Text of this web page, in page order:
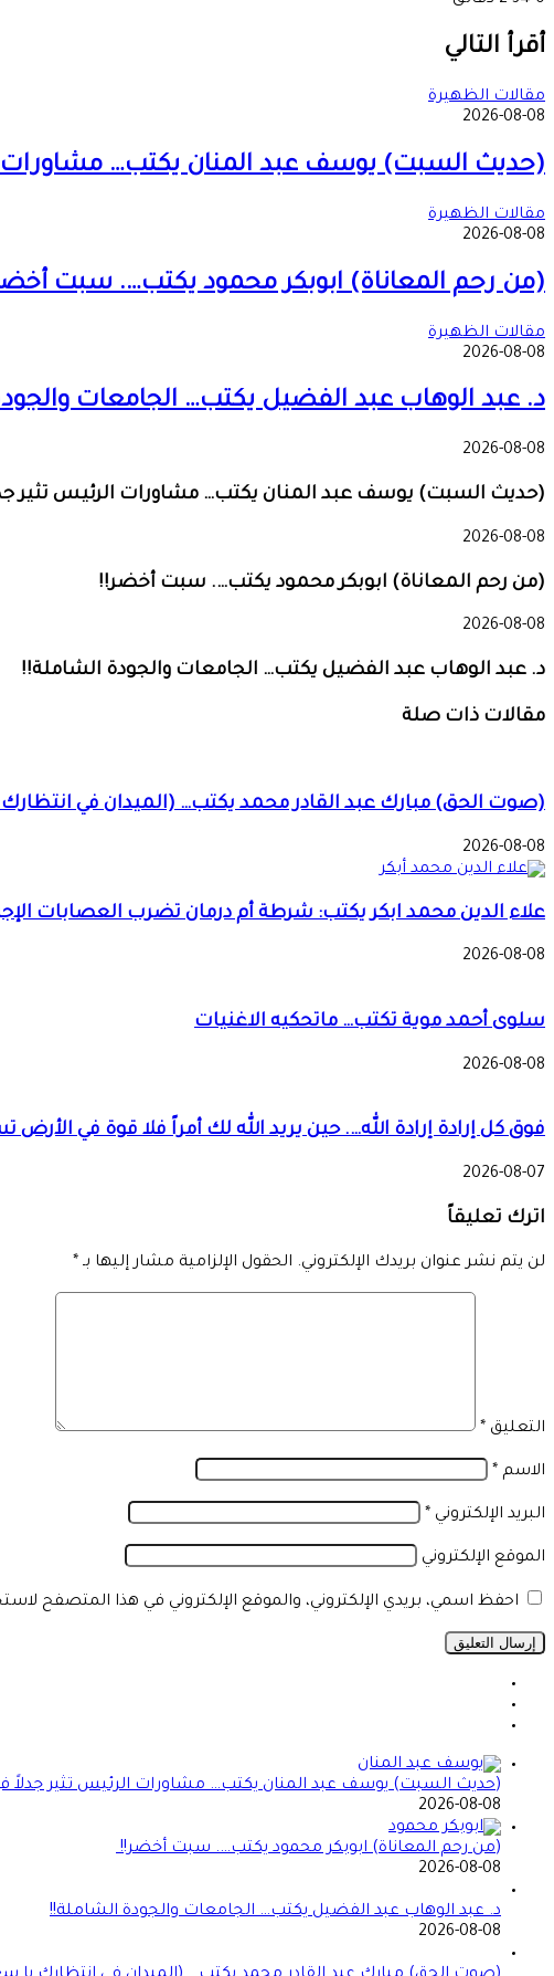
عبر
البريد
أقرأ التالي
مقالات الظهيرة
2026-08-08
(حديث السبت) يوسف عبد المنان يكتب… مشاورات
مقالات الظهيرة
2026-08-08
(من رحم المعاناة) ابوبكر محمود يكتب…. سبت
مقالات الظهيرة
2026-08-08
د. عبد الوهاب عبد الفضيل يكتب… الجامعات
2026-08-08
(حديث السبت) يوسف عبد المنان يكتب… مشاورات الرئيس تثير
2026-08-08
(من رحم المعاناة) ابوبكر محمود يكتب…. سبت أخضر!!
2026-08-08
د. عبد الوهاب عبد الفضيل يكتب… الجامعات والجودة الشاملة!!
مقالات ذات صلة
(صوت الحق) مبارك عبد القادر محمد يكتب… (الميدان في
2026-08-08
علاء الدين محمد ابكر يكتب: شرطة أم درمان تضرب العصابات
2026-08-08
سلوى أحمد موية تكتب… ماتحكيه الاغنيات
2026-08-08
فوق كل إرادة إرادة الله…. حين يريد الله لك أمراً فلا قوة في
2026-08-07
اترك تعليقاً
لن يتم نشر عنوان بريدك الإلكتروني. الحقول الإلزامية مشار إليها بـ *
التعليق *
الاسم *
البريد الإلكتروني *
الموقع الإلكتروني
احفظ اسمي، بريدي الإلكتروني، والموقع الإلكتروني في هذا المتصفح
(حديث السبت) يوسف عبد المنان يكتب… مشاورات الرئيس تثير جدلاً
2026-08-08
(من رحم المعاناة) ابوبكر محمود يكتب…. سبت أخضر!!
2026-08-08
د. عبد الوهاب عبد الفضيل يكتب… الجامعات والجودة الشاملة!!
2026-08-08